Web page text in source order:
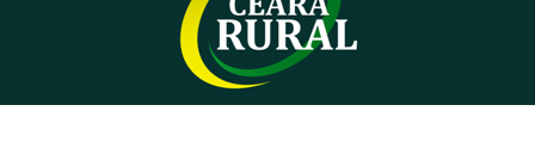
Sobre